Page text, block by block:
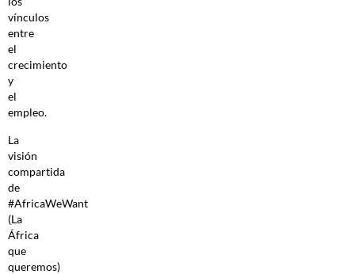
vínculos
entre
el
crecimiento
y
el
empleo.
La
visión
compartida
de
#AfricaWeWant
(La
África
que
queremos)